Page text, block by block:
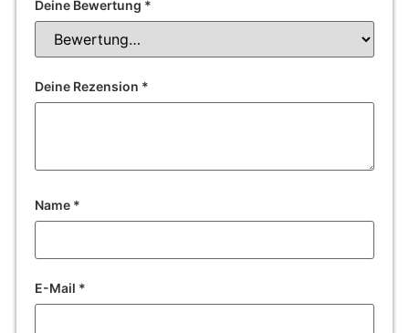
Deine Bewertung *
Deine Rezension *
Name *
E-Mail *